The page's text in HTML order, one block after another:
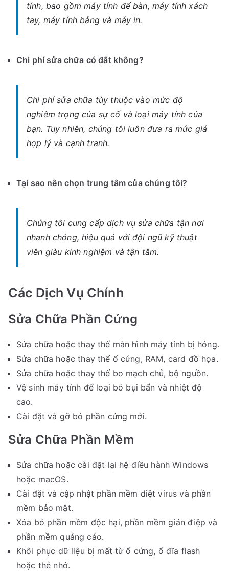
tính, bao gồm máy tính để bàn, máy tính xách
tay, máy tính bảng và máy in.
Chi phí sửa chữa có đắt không?
Chi phí sửa chữa tùy thuộc vào mức độ
nghiêm trọng của sự cố và loại máy tính của
bạn. Tuy nhiên, chúng tôi luôn đưa ra mức giá
hợp lý và cạnh tranh.
Tại sao nên chọn trung tâm của chúng tôi?
Chúng tôi cung cấp dịch vụ sửa chữa tận nơi
nhanh chóng, hiệu quả với đội ngũ kỹ thuật
viên giàu kinh nghiệm và tận tâm.
Các Dịch Vụ Chính
Sửa Chữa Phần Cứng
Sửa chữa hoặc thay thế màn hình máy tính bị hỏng.
Sửa chữa hoặc thay thế ổ cứng, RAM, card đồ họa.
Sửa chữa hoặc thay thế bo mạch chủ, bộ nguồn.
Vệ sinh máy tính để loại bỏ bụi bẩn và nhiệt độ
cao.
Cài đặt và gỡ bỏ phần cứng mới.
Sửa Chữa Phần Mềm
Sửa chữa hoặc cài đặt lại hệ điều hành Windows
hoặc macOS.
Cài đặt và cập nhật phần mềm diệt virus và phần
mềm bảo mật.
Xóa bỏ phần mềm độc hại, phần mềm gián điệp và
phần mềm quảng cáo.
Khôi phục dữ liệu bị mất từ ổ cứng, ổ đĩa flash
hoặc thẻ nhớ.